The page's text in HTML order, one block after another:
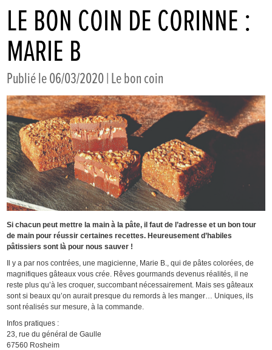
LE BON COIN DE CORINNE :
MARIE B
Publié le 06/03/2020 |Le bon coin
Si chacun peut mettre la main à la pâte, il faut de l’adresse et un bon tour
de main pour réussir certaines recettes. Heureusement d’habiles
pâtissiers sont là pour nous sauver !
Il y a par nos contrées, une magicienne, Marie B., qui de pâtes colorées, de
magnifiques gâteaux vous crée. Rêves gourmands devenus réalités, il ne
reste plus qu’à les croquer, succombant nécessairement. Mais ses gâteaux
sont si beaux qu’on aurait presque du remords à les manger… Uniques, ils
sont réalisés sur mesure, à la commande.
Infos pratiques :
23, rue du général de Gaulle
67560 Rosheim